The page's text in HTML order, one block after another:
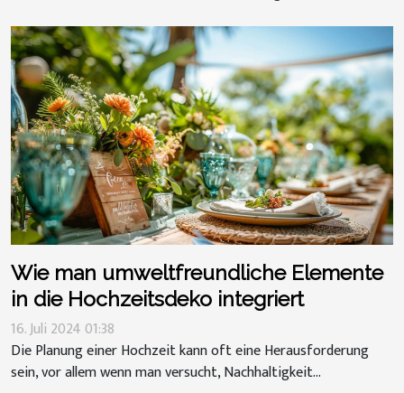
Wie man umweltfreundliche Elemente
in die Hochzeitsdeko integriert
16. Juli 2024 01:38
Die Planung einer Hochzeit kann oft eine Herausforderung
sein, vor allem wenn man versucht, Nachhaltigkeit...